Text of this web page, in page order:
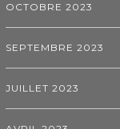
OCTOBRE 2023
SEPTEMBRE 2023
JUILLET 2023